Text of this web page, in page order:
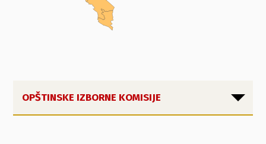
OPŠTINSKE IZBORNE KOMISIJE